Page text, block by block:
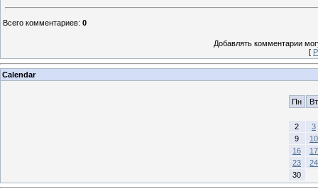
Всего комментариев: 0
Добавлять комментарии
[
Calendar
Пн Вт
2
3
9
10
16
17
23
24
30